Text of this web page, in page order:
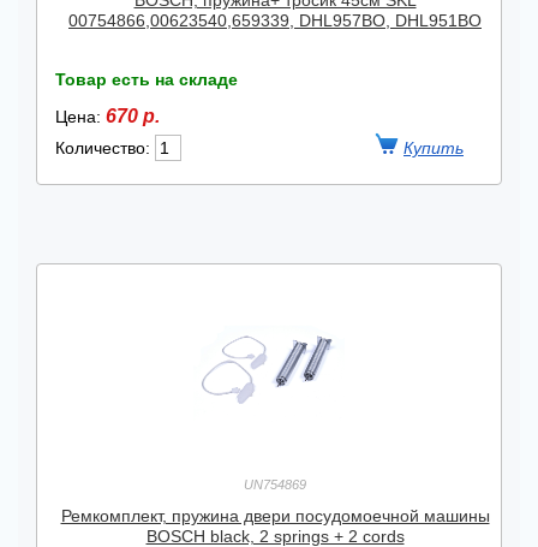
00754866,00623540,659339, DHL957BO, DHL951BO
Товар есть на складе
Цена: 670 р.
Количество:
UN754869
Ремкомплект, пружина двери посудомоечной машины
BOSCH black, 2 springs + 2 cords